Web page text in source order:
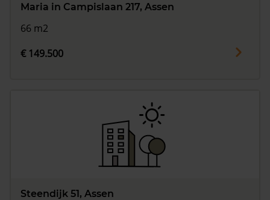
Maria in Campislaan 217, Assen
66 m2
€ 149.500
Steendijk 51, Assen